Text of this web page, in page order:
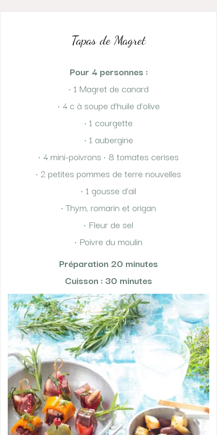
Tapas de Magret
Pour 4 personnes :
• 1 Magret de canard
• 4 c à soupe d’huile d’olive
• 1 courgette
• 1 aubergine
• 4 mini-poivrons • 8 tomates cerises
• 2 petites pommes de terre nouvelles
• 1 gousse d’ail
• Thym, romarin et origan
• Fleur de sel
• Poivre du moulin
Préparation 20 minutes
Cuisson : 30 minutes